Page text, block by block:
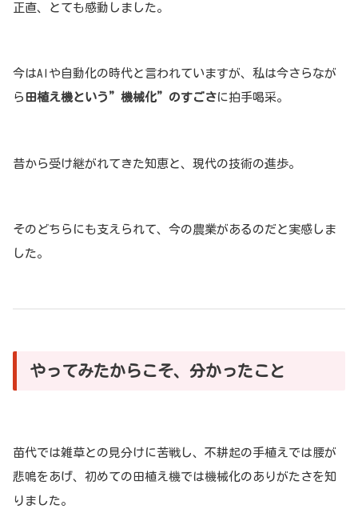
正直、とても感動しました。
今はAIや自動化の時代と言われていますが、私は今さらなが
ら 田植え機という”機械化”のすごさに拍手喝采。
昔から受け継がれてきた知恵と、現代の技術の進歩。
そのどちらにも支えられて、今の農業があるのだと実感しま
した。
やってみたからこそ、分かったこと
苗代では雑草との見分けに苦戦し、不耕起の手植えでは腰が
悲鳴をあげ、初めての田植え機では機械化のありがたさを知
りました。